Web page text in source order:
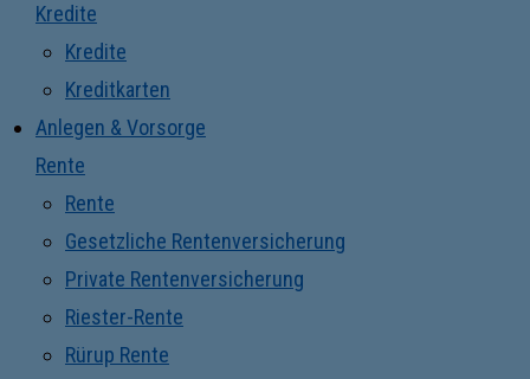
Kredite
Kredite
Kreditkarten
Anlegen & Vorsorge
Rente
Rente
Gesetzliche Rentenversicherung
Private Rentenversicherung
Riester-Rente
Rürup Rente